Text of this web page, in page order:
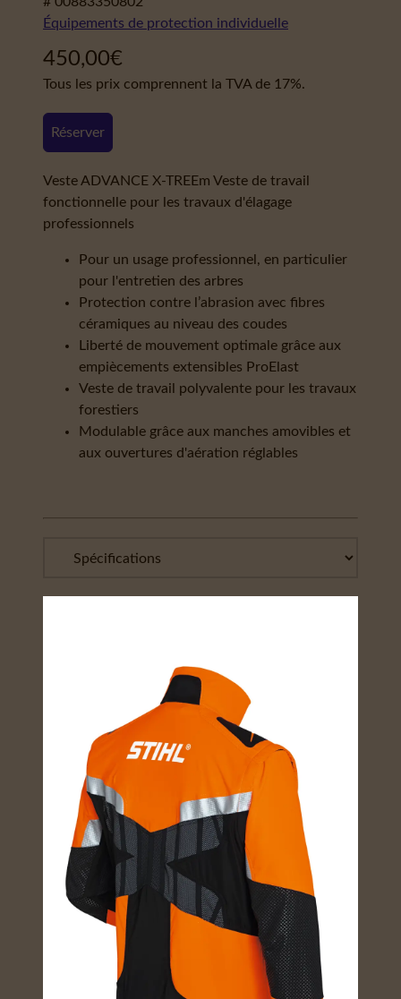
Équipements de protection individuelle
450,00€
Tous les prix comprennent la TVA de 17%.
Réserver
Veste ADVANCE X-TREEm Veste de travail
fonctionnelle pour les travaux d'élagage
professionnels
Pour un usage professionnel, en particulier
pour l'entretien des arbres
Protection contre l’abrasion avec fibres
céramiques au niveau des coudes
Liberté de mouvement optimale grâce aux
empiècements extensibles ProElast
Veste de travail polyvalente pour les travaux
forestiers
Modulable grâce aux manches amovibles et
aux ouvertures d'aération réglables